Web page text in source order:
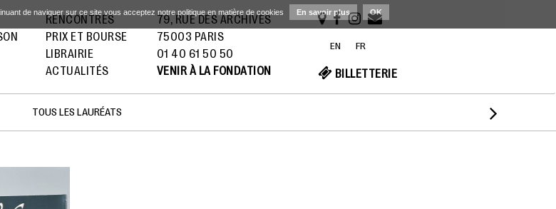
RENCONTRES
PRIX ET BOURSE
LIBRAIRIE
ACTUALITÉS
79, RUE DES ARCHIVES
75003 PARIS
01 40 61 50 50
VENIR À LA FONDATION
EN FR
BILLETTERIE
TOUS LES LAURÉATS 
de naviguer sur ce site vous acceptez notre politique en matière de cookies En savoir plus OK